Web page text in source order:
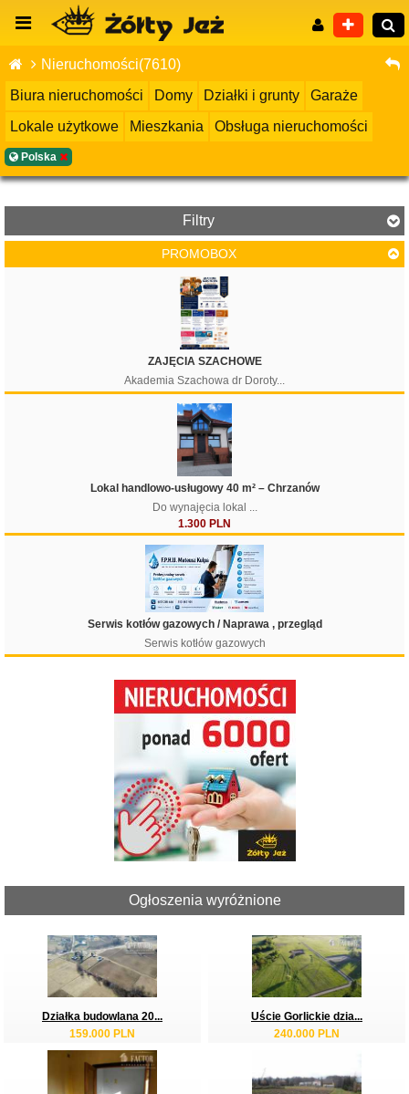
Nieruchomości(7610)
Biura nieruchomości
Domy Działki i grunty
Garaże
Lokale użytkowe
Mieszkania Obsługa nieruchomości
Polska
Filtry
Filtruj
PROMOBOX
ZAJĘCIA SZACHOWE
Akademia Szachowa dr Doroty...
Lokal handlowo-usługowy 40 m² – Chrzanów
Do wynajęcia lokal ...
1.300 PLN
Serwis kotłów gazowych / Naprawa , przegląd
Serwis kotłów gazowych
Ogłoszenia wyróżnione
Działka budowlana 20...
159.000 PLN
Uście Gorlickie dzia...
240.000 PLN